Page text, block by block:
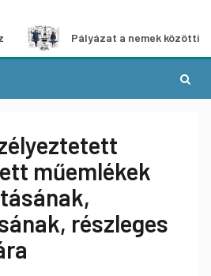
Pályázat a nemek közötti
műemlékek
részleges